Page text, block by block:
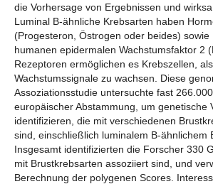
die Vorhersage von Ergebnissen und
Luminal B-ähnliche Krebsarten haben
(Progesteron, Östrogen oder beides) sowie
humanen epidermalen Wachstumsfaktor 2
Rezeptoren ermöglichen es Krebszellen,
Wachstumssignale zu wachsen. Diese
Assoziationsstudie untersuchte fast
europäischer Abstammung, um genetische
identifizieren, die mit verschiedenen
sind, einschließlich luminalem B-ähnlichem
Insgesamt identifizierten die Forscher 330
mit Brustkrebsarten assoziiert sind, und
Berechnung der polygenen Scores.